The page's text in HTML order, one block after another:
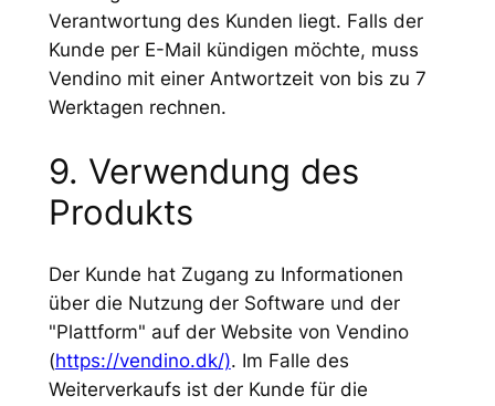
Verantwortung des Kunden liegt. Falls der
Kunde per E-Mail kündigen möchte, muss
Vendino mit einer Antwortzeit von bis zu 7
Werktagen rechnen.
9. Verwendung des
Produkts
Der Kunde hat Zugang zu Informationen
über die Nutzung der Software und der
"Plattform" auf der Website von Vendino
(https://vendino.dk/). Im Falle des
Weiterverkaufs ist der Kunde für die